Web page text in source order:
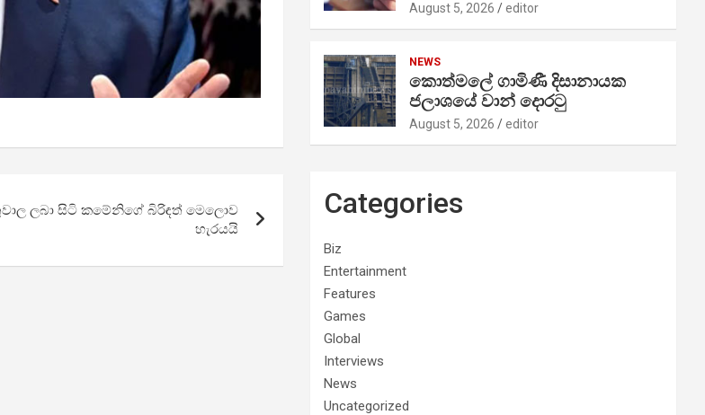
ලබා සිටි කමේනිගේ බිරිඳත් මෙලොව
හැරයයි
August 5, 2026 editor
NEWS
කොත්මලේ ගාමිණී දිසානායක
ජලාශයේ වාන් දොරටු
August 5, 2026 editor
Categories
Biz
Entertainment
Features
Games
Global
Interviews
News
Uncategorized